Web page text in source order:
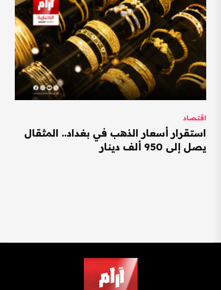
اقتصاد
استقرار أسعار الذهب في بغداد.. المثقال
يصل إلى 950 ألف دينار